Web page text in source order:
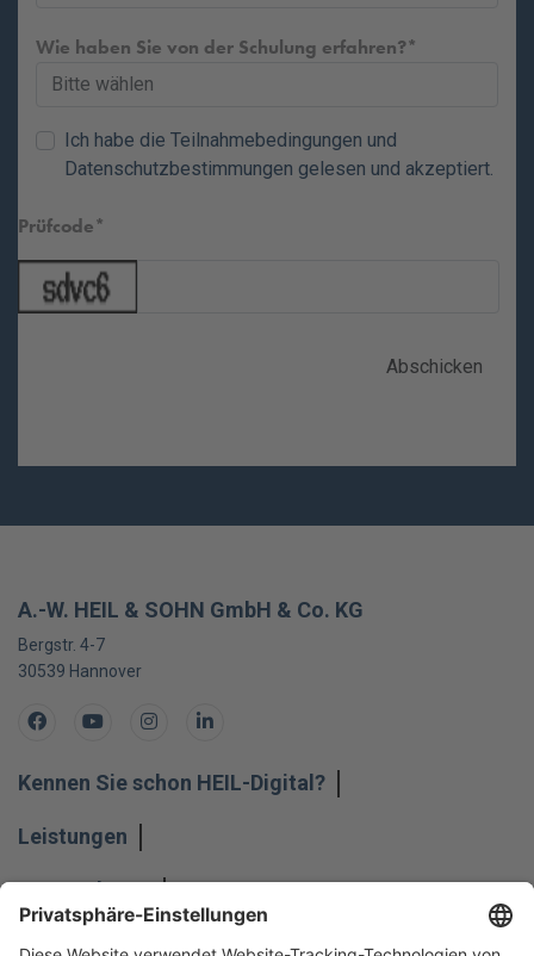
Wie haben Sie von der Schulung erfahren?
Ich habe die Teilnahmebedingungen und
Datenschutzbestimmungen gelesen und akzeptiert.
Prüfcode
Abschicken
A.-W. HEIL & SOHN GmbH & Co. KG
Bergstr. 4-7
30539 Hannover
FacebookYoutubeInstagramLinkedIn
Kennen Sie schon HEIL-Digital?
Leistungen
Unternehmen